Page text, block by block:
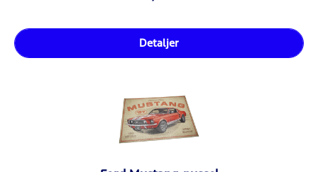
Detaljer